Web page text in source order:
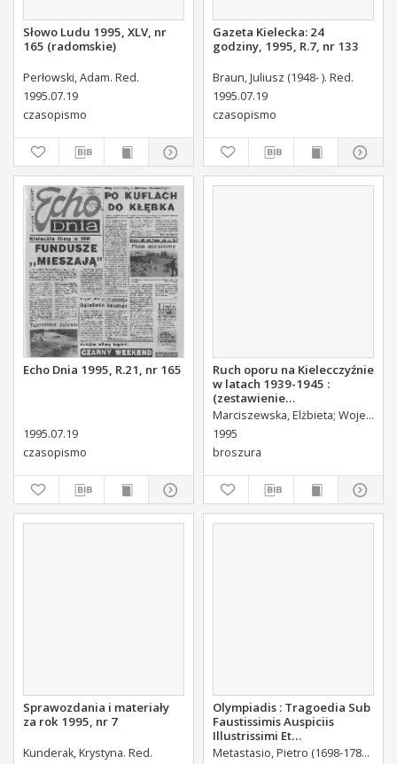
Słowo Ludu 1995, XLV, nr
165 (radomskie)
Perłowski, Adam. Red.
1995.07.19
czasopismo
Gazeta Kielecka: 24
godziny, 1995, R.7, nr 133
Braun, Juliusz (1948- ). Red.
1995.07.19
czasopismo
Echo Dnia 1995, R.21, nr 165
1995.07.19
czasopismo
Ruch oporu na Kielecczyźnie
w latach 1939-1945 :
(zestawienie
bibliograficzne)
Marciszewska, Elżbieta Wojewódzka Biblioteka Publiczna w Kielcach. Dział Informacyjno-Bibliograficzny.
1995
broszura
Sprawozdania i materiały
za rok 1995, nr 7
Kunderak, Krystyna. Red.
Olympiadis : Tragoedia Sub
Faustissimis Auspiciis
Illustrissimi Et
Eccellentissimi Comitis De Metastasio, Pietro (1698-1782)